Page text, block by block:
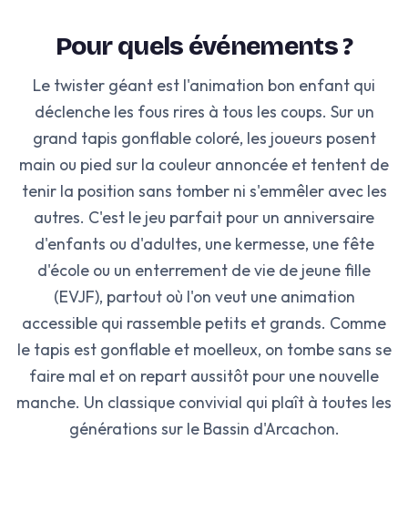
Pour quels événements ?
Le twister géant est l'animation bon enfant qui
déclenche les fous rires à tous les coups. Sur un
grand tapis gonflable coloré, les joueurs posent
main ou pied sur la couleur annoncée et tentent de
tenir la position sans tomber ni s'emmêler avec les
autres. C'est le jeu parfait pour un anniversaire
d'enfants ou d'adultes, une kermesse, une fête
d'école ou un enterrement de vie de jeune fille
(EVJF), partout où l'on veut une animation
accessible qui rassemble petits et grands. Comme
le tapis est gonflable et moelleux, on tombe sans se
faire mal et on repart aussitôt pour une nouvelle
manche. Un classique convivial qui plaît à toutes les
générations sur le Bassin d'Arcachon.